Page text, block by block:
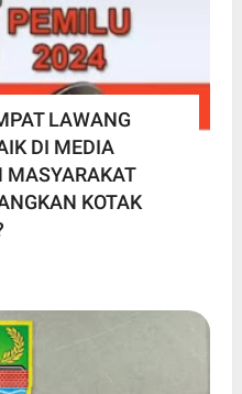
LAWANG
DI MEDIA
MASYARAKAT
KOTAK